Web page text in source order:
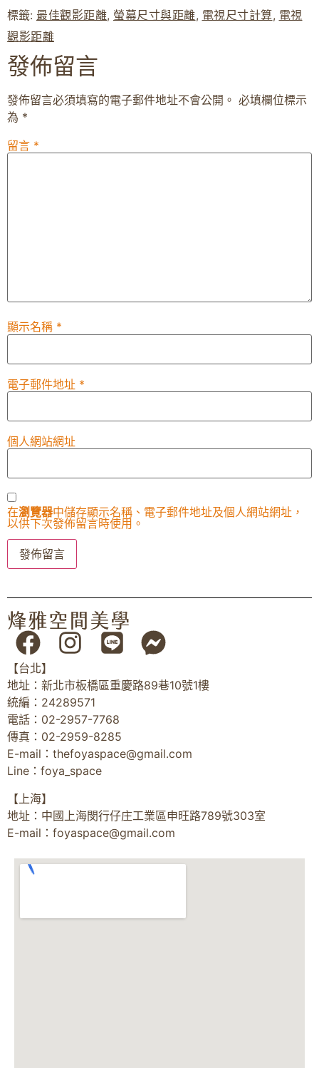
標籤: 最佳觀影距離, 螢幕尺寸與距離, 電視尺寸計算, 電視
觀影距離
發佈留言
發佈留言必須填寫的電子郵件地址不會公開。 必填欄位標示
為 *
留言 *
顯示名稱 *
電子郵件地址 *
個人網站網址
在瀏覽器中儲存顯示名稱、電子郵件地址及個人網站網址，
以供下次發佈留言時使用。
【台北】
地址：新北市板橋區重慶路89巷10號1樓
統編：24289571
電話：02-2957-7768
傳真：02-2959-8285
E-mail： thefoyaspace@gmail.com
Line：foya_space
【上海】
地址：中國上海閔行仔庄工業區申旺路789號303室
E-mail： foyaspace@gmail.com